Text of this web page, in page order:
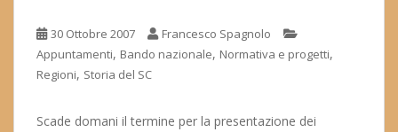
30 Ottobre 2007
Francesco Spagnolo
Appuntamenti, Bando nazionale, Normativa e progetti,
Regioni, Storia del SC
Scade domani il termine per la presentazione dei